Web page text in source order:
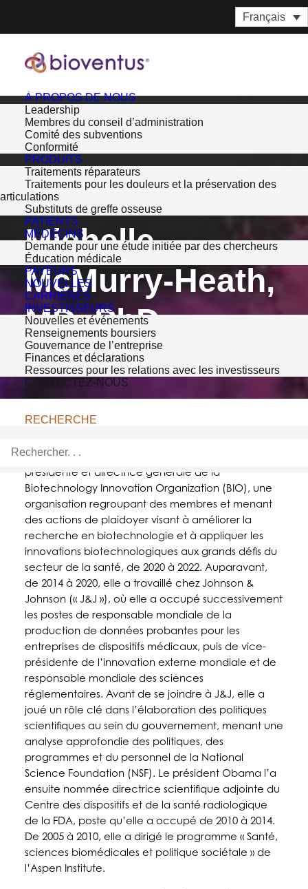
Français
À PROPOS DE NOUS
Leadership
Membres du conseil d’administration
Comité des subventions
Conformité
PRODUITS
Traitements réparateurs
Traitements pour les douleurs et la préservation des
articulations
Substituts de greffe osseuse
PATIENTS
MÉDECINS
Demande pour une étude initiée par des chercheurs
Éducation médicale
PAYEURS
NOUVELLES
CARRIÈRES
INVESTISSEURS
Nouvelles et événements
Renseignements boursiers
Gouvernance de l’entreprise
Finances et déclarations
Ressources pour les relations avec les investisseurs
CONTACTEZ-NOUS
RECHERCHE
Back to Board Members
Michelle
McMurry-Heath,
MD, PhD
Michelle McMurry-Heath, MD, PhD, a été
présidente et directrice générale de la
Biotechnology Innovation Organization (BIO), une
organisation regroupant des membres et menant
des actions de plaidoyer visant à améliorer la
recherche en biotechnologie et à appliquer les
innovations biotechnologiques aux grands défis du
secteur de la santé, de 2020 à 2022. Auparavant,
de 2014 à 2020, elle a travaillé chez Johnson &
Johnson (« J&J »), où elle a occupé successivement
les postes de responsable mondiale de la
production de données probantes pour les
entreprises de dispositifs médicaux, puis de vice-
présidente de l’innovation externe mondiale et de
responsable mondiale des sciences
réglementaires. Avant de se joindre à J&J, elle a
joué un rôle clé dans l’élaboration des politiques
scientifiques au sein du gouvernement, menant une
analyse approfondie des politiques, des
programmes et du personnel de la National
Science Foundation (NSF). Le président Obama l’a
ensuite nommée directrice scientifique adjointe du
Centre des dispositifs et de la santé radiologique
de la FDA, poste qu’elle a occupé de 2010 à 2014.
De 2005 à 2010, elle a dirigé le programme « Santé,
sciences biomédicales et politique sociétale » de
l’Aspen Institute.